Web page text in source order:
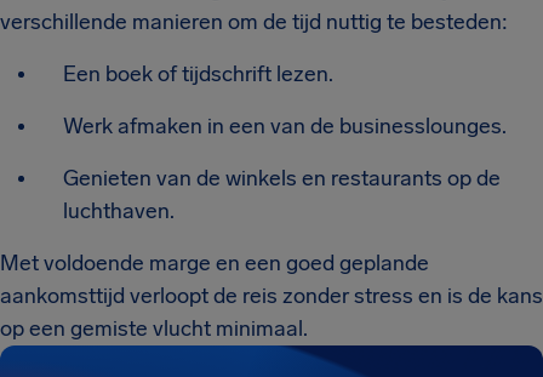
verschillende manieren om de tijd nuttig te besteden:
Een boek of tijdschrift lezen.
Werk afmaken in een van de businesslounges.
Genieten van de winkels en restaurants op de
luchthaven.
Met voldoende marge en een goed geplande
aankomsttijd verloopt de reis zonder stress en is de kans
op een gemiste vlucht minimaal.